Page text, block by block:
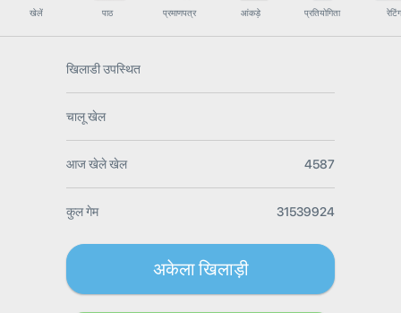
खेलें पाठ प्रमाणपत्र आंकड़े प्रतियोगिता रेटिंग
खिलाडी उपस्थित
चालू खेल
आज खेले खेल 4587
कुल गेम 31539924
अकेला खिलाड़ी